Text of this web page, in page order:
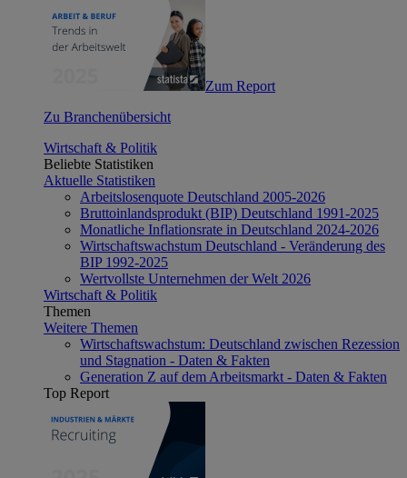
Zum Report
Zu Branchenübersicht
Wirtschaft & Politik
Beliebte Statistiken
Aktuelle Statistiken
Arbeitslosenquote Deutschland 2005-2026
Bruttoinlandsprodukt (BIP) Deutschland 1991-2025
Monatliche Inflationsrate in Deutschland 2024-2026
Wirtschaftswachstum Deutschland - Veränderung des
BIP 1992-2025
Wertvollste Unternehmen der Welt 2026
Wirtschaft & Politik
Themen
Weitere Themen
Wirtschaftswachstum: Deutschland zwischen Rezession
und Stagnation - Daten & Fakten
Generation Z auf dem Arbeitsmarkt - Daten & Fakten
Top Report